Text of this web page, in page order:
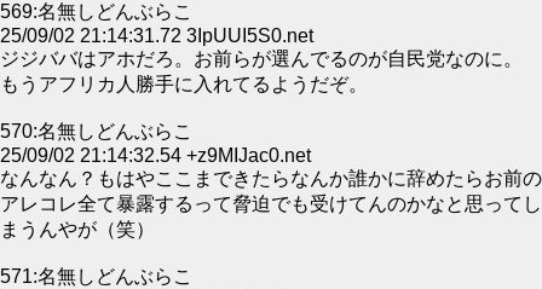
569:名無しどんぶらこ
25/09/02 21:14:31.72 3IpUUI5S0.net
ジジババはアホだろ。お前らが選んでるのが自民党なのに。
もうアフリカ人勝手に入れてるようだぞ。
570:名無しどんぶらこ
25/09/02 21:14:32.54 +z9MIJac0.net
なんなん？もはやここまできたらなんか誰かに辞めたらお前の
アレコレ全て暴露するって脅迫でも受けてんのかなと思ってし
まうんやが（笑）
571:名無しどんぶらこ